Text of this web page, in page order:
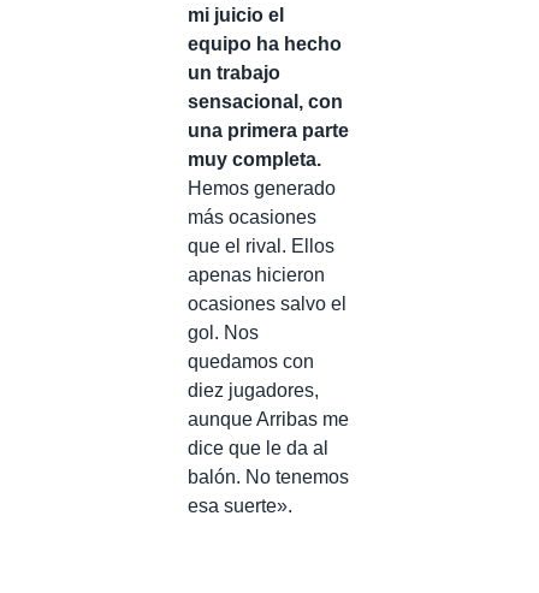
mi juicio el
equipo ha hecho
un trabajo
sensacional, con
una primera parte
muy completa.
Hemos generado
más ocasiones
que el rival. Ellos
apenas hicieron
ocasiones salvo el
gol. Nos
quedamos con
diez jugadores,
aunque Arribas me
dice que le da al
balón. No tenemos
esa suerte».